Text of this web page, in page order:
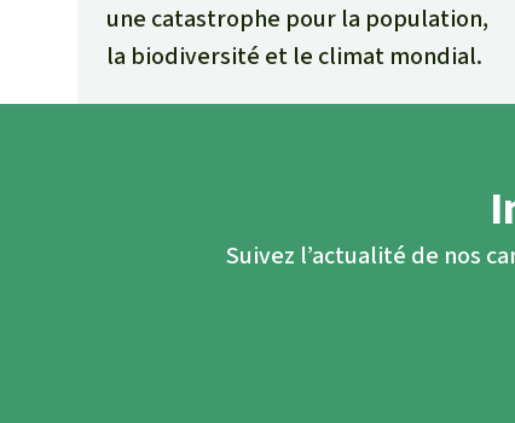
une catastrophe pour la population,
la biodiversité et le climat mondial.
Suivez l’actualité de nos